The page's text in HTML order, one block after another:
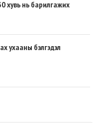
хувь нь барилгажих
ухааны бэлгэдэл